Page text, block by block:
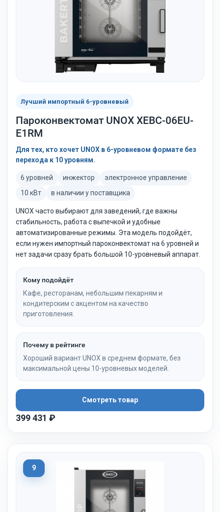
Лучший импортный 6-уровневый
Пароконвектомат UNOX XEBC-06EU-
E1RM
Для тех, кто хочет UNOX в 6-уровневом формате без
перехода к 10 уровням.
6 уровней инжектор
электронное управление
10 кВт
в наличии у поставщика
UNOX часто выбирают для заведений, где важны
стабильность, работа с выпечкой и удобные
автоматизированные режимы. Эта модель подойдёт,
если нужен импортный пароконвектомат на 6 уровней и
нет задачи сразу брать большой 10-уровневый аппарат.
Кому подойдёт
Кафе, ресторанам, небольшим пекарням и
кондитерским с акцентом на качество
приготовления.
Почему в рейтинге
Хороший вариант UNOX в среднем формате, без
максимальной цены 10-уровневых моделей.
Смотреть товар
399 431 ₽
9